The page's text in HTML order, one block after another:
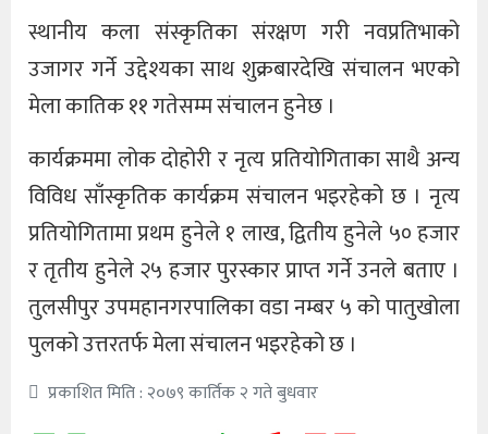
स्थानीय कला संस्कृतिका संरक्षण गरी नवप्रतिभाको
उजागर गर्ने उद्देश्यका साथ शुक्रबारदेखि संचालन भएको
मेला कातिक ११ गतेसम्म संचालन हुनेछ ।
कार्यक्रममा लोक दोहोरी र नृत्य प्रतियोगिताका साथै अन्य
विविध साँस्कृतिक कार्यक्रम संचालन भइरहेको छ । नृत्य
प्रतियोगितामा प्रथम हुनेले १ लाख, द्वितीय हुनेले ५० हजार
र तृतीय हुनेले २५ हजार पुरस्कार प्राप्त गर्ने उनले बताए ।
तुलसीपुर उपमहानगरपालिका वडा नम्बर ५ को पातुखोला
पुलको उत्तरतर्फ मेला संचालन भइरहेको छ ।
प्रकाशित मिति : २०७९ कार्तिक २ गते बुधवार